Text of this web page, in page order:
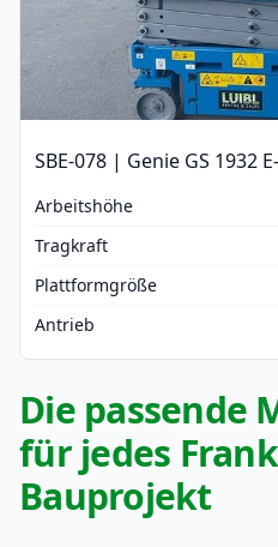
SBE-078 | Genie GS 1932
Arbeitshöhe
Tragkraft
Plattformgröße
Antrieb
Die passende
für jedes
Bauprojekt